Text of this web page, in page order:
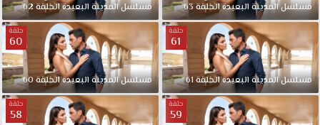
مسلسل المدينة البعيدة الحلقة 63 مسلسل المدينة البعيدة الحلقة 62
حلقة
61
مسلسل المدينة البعيدة الحلقة 61
حلقة
60
مسلسل المدينة البعيدة الحلقة 60
حلقة
59
حلقة
58